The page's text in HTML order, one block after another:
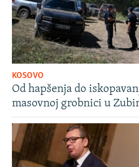
KOSOVO
Od hapšenja do
masovnoj grobnici u